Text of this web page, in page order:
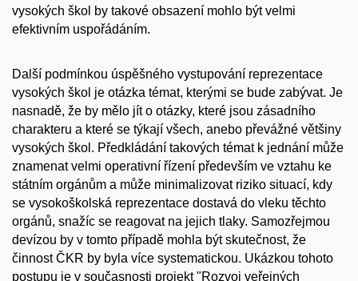
vysokých škol by takové obsazení mohlo být velmi
efektivním uspořádáním.
Další podmínkou úspěšného vystupování reprezentace
vysokých škol je otázka témat, kterými se bude zabývat. Je
nasnadě, že by mělo jít o otázky, které jsou zásadního
charakteru a které se týkají všech, anebo převážné většiny
vysokých škol. Předkládání takových témat k jednání může
znamenat velmi operativní řízení především ve vztahu ke
státním orgánům a může minimalizovat riziko situací, kdy
se vysokoškolská reprezentace dostavá do vleku těchto
orgánů, snažíc se reagovat na jejich tlaky. Samozřejmou
devízou by v tomto případě mohla být skutečnost, že
činnost ČKR by byla více systematickou. Ukázkou tohoto
postupu je v současnosti projekt "Rozvoj veřejných